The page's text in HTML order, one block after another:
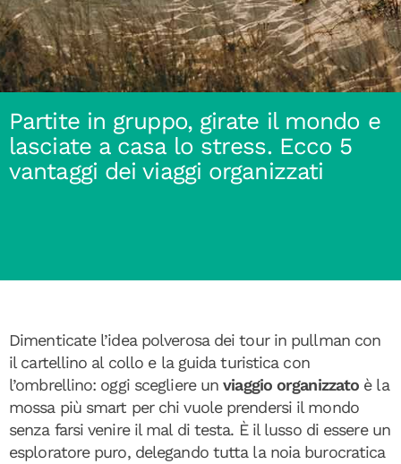
Partite in gruppo, girate il mondo e
lasciate a casa lo stress. Ecco 5
vantaggi dei viaggi organizzati
Dimenticate l’idea polverosa dei tour in pullman con
il cartellino al collo e la guida turistica con
l’ombrellino: oggi scegliere unviaggio organizzato è la
mossa più smart per chi vuole prendersi il mondo
senza farsi venire il mal di testa. È il lusso di essere un
esploratore puro, delegando tutta la noia burocratica